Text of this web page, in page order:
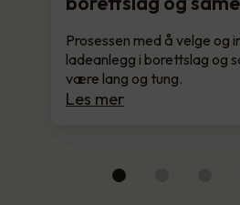
Prosessen med å velge og
ladeanlegg i borettslag og
være lang og tung.
Les mer